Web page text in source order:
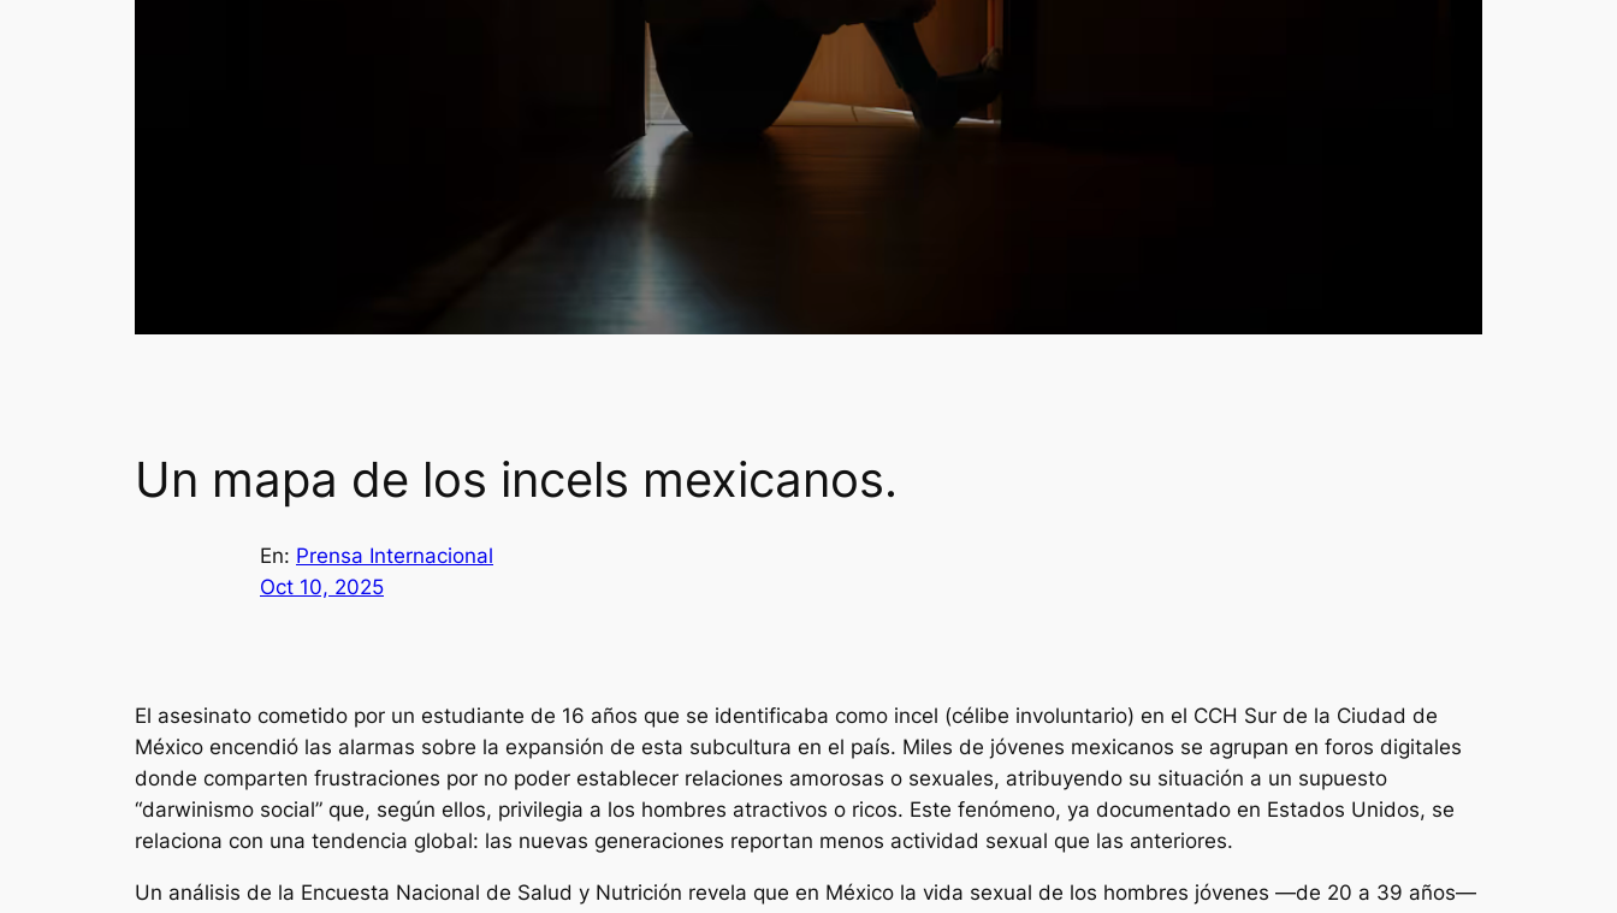
Un mapa de los incels mexicanos.
En: Prensa Internacional
Oct 10, 2025
El asesinato cometido por un estudiante de 16 años que se identificaba como incel (célibe involuntario) en el CCH Sur de la Ciudad de
México encendió las alarmas sobre la expansión de esta subcultura en el país. Miles de jóvenes mexicanos se agrupan en foros digitales
donde comparten frustraciones por no poder establecer relaciones amorosas o sexuales, atribuyendo su situación a un supuesto
“darwinismo social” que, según ellos, privilegia a los hombres atractivos o ricos. Este fenómeno, ya documentado en Estados Unidos, se
relaciona con una tendencia global: las nuevas generaciones reportan menos actividad sexual que las anteriores.
Un análisis de la Encuesta Nacional de Salud y Nutrición revela que en México la vida sexual de los hombres jóvenes —de 20 a 39 años—